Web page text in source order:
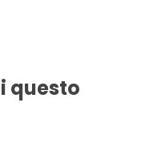
questo